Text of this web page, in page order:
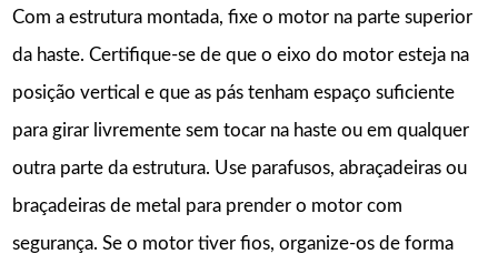
Com a estrutura montada, fixe o motor na parte superior
da haste. Certifique-se de que o eixo do motor esteja na
posição vertical e que as pás tenham espaço suficiente
para girar livremente sem tocar na haste ou em qualquer
outra parte da estrutura. Use parafusos, abraçadeiras ou
braçadeiras de metal para prender o motor com
segurança. Se o motor tiver fios, organize-os de forma